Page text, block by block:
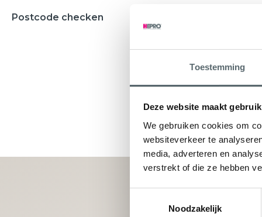
Toestemming
Deze website maakt
We gebruiken cookies om
websiteverkeer te
media, adverteren en
verstrekt of die ze hebben
Noodzakelijk
Postcode checken
Waarbij u
ontvangt